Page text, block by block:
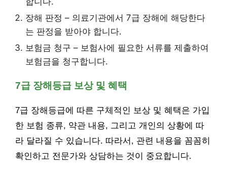
장해 판정 – 의료기관에서 7급 장해에 해당한다
는 판정을 받아야 합니다.
보험금 청구 – 보험사에 필요한 서류를 제출하여
보험금을 청구합니다.
7급 장해등급 보상 및 혜택
7급 장해등급에 따른 구체적인 보상 및 혜택은 가입
한 보험 종류, 약관 내용, 그리고 개인의 상황에 따
라 달라질 수 있습니다. 따라서, 관련 내용을 꼼꼼히
확인하고 전문가와 상담하는 것이 중요합니다.